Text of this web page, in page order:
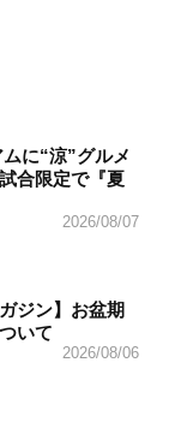
に“涼”グルメ
合限定で『夏
2026/08/07
ジン】お盆期
いて
2026/08/06